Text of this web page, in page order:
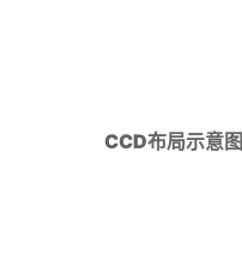
CCD布局示意图